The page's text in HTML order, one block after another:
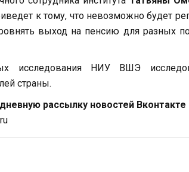
к тому, что невозможно будет
выход на пенсию для разных
исследования НИУ ВШЭ
страны.
рассылку новостей